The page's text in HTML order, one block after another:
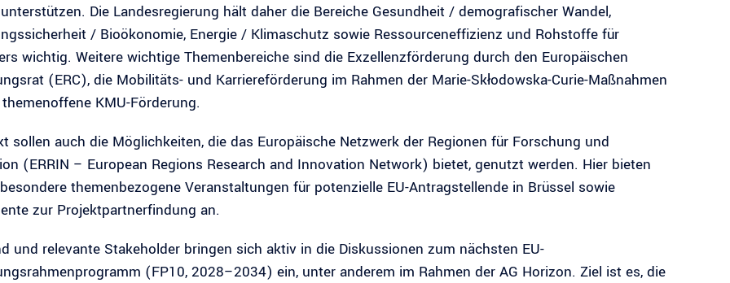
Die Landesregierung hält daher die Bereiche Gesundheit / demografischer Wandel,
/ Bioökonomie, Energie / Klimaschutz sowie Ressourceneffizienz und Rohstoffe für
wichtig. Weitere wichtige Themenbereiche sind die Exzellenzförderung durch den Europäischen
(ERC), die Mobilitäts- und Karriereförderung im Rahmen der Marie-Skłodowska-Curie-Maßnahmen
KMU-Förderung.
sollen auch die Möglichkeiten, die das Europäische Netzwerk der Regionen für Forschung und
(ERRIN – European Regions Research and Innovation Network) bietet, genutzt werden. Hier bieten
themenbezogene Veranstaltungen für potenzielle EU-Antragstellende in Brüssel sowie
zur Projektpartnerfindung an.
und relevante Stakeholder bringen sich aktiv in die Diskussionen zum nächsten EU-
(FP10, 2028–2034) ein, unter anderem im Rahmen der AG Horizon. Ziel ist es, die